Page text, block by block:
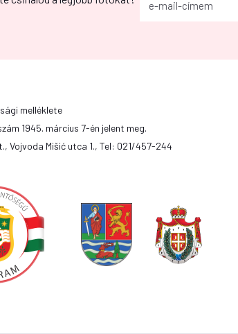
melléklete
1945. március 7-én jelent meg.
Vojvoda Mišić utca 1., Tel: 021/457-244